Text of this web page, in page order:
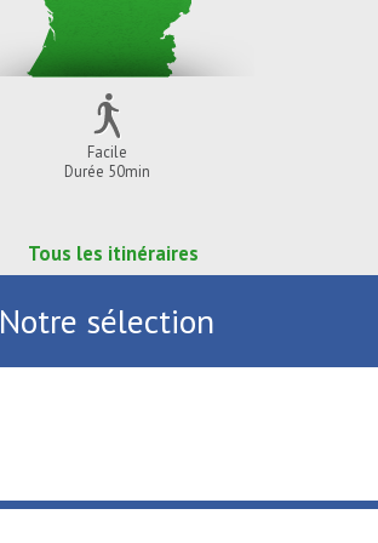
Facile
Durée 50min
Tous les itinéraires
Notre sélection